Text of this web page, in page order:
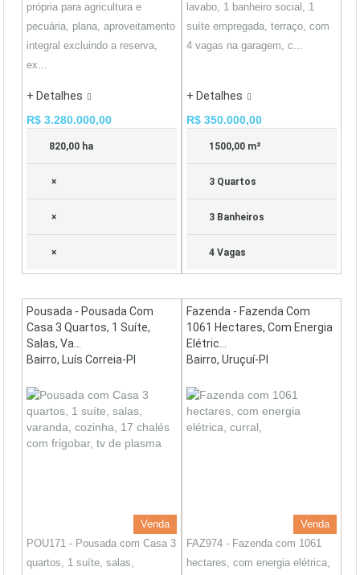
própria para agricultura e
pecuária, plana, aproveitamento
integral excluindo a reserva,
ex...
+ Detalhes
R$ 3.280.000,00
820,00 ha
×
×
×
lavabo, 1 banheiro social, 1
suíte empregada, terraço, com
4 vagas na garagem, c...
+ Detalhes
R$ 350.000,00
1500,00 m²
3 Quartos
3 Banheiros
4 Vagas
Pousada - Pousada Com
Casa 3 Quartos, 1 Suíte,
Salas, Va...
Bairro, Luís Correia-PI
Venda
POU171 - Pousada com Casa 3
quartos, 1 suíte, salas,
Fazenda - Fazenda Com
1061 Hectares, Com Energia
Elétric...
Bairro, Uruçuí-PI
Venda
FAZ974 - Fazenda com 1061
hectares, com energia elétrica,